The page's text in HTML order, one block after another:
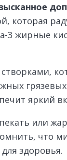
которая
3 жирные
яркий
или
что
здоровья.